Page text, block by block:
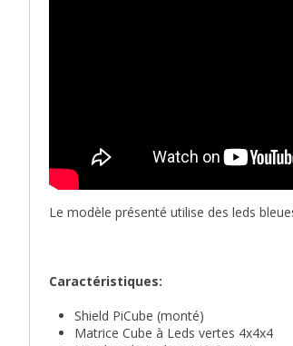
Le modèle présenté utilise des leds
Caractéristiques:
Shield PiCube (monté)
Matrice Cube à Leds vertes 4x4x4